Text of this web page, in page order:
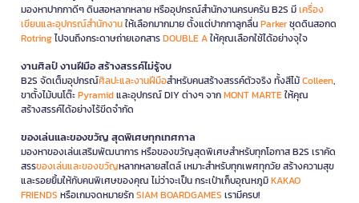
มองหาปากกาดีๆ ดินสอหลากหลาย หรืออุปกรณ์สำนักงานครบครัน B2S มีเครื่อง
เขียนและอุปกรณ์สำนักงานให้เลือกมากมาย ตั้งแต่ปากกาลูกลื่นParkerชุดดินสอกด
Rotringไปจนถึงกระดาษถ่ายเอกสารDOUBLE Aให้คุณเลือกใช้ได้อย่างจุใจ
งานศิลป์ งานฝีมือ สร้างสรรค์ไม่รู้จบ
B2S จัดเต็มอุปกรณ์ศิลปะและงานฝีมือสำหรับคนสร้างสรรค์ตัวจริง ทั้งสีไม้Colleen,
ขาตั้งไม้บนโต๊ะPyramidและอุปกรณ์ DIY ต่างๆ จากMONT MARTEให้คุณ
สร้างสรรค์ได้อย่างไร้ขีดจำกัด
ของเล่นและของขวัญ สุดพิเศษทุกเทศกาล
มองหาของเล่นเสริมพัฒนาการ หรือของขวัญสุดพิเศษสำหรับทุกโอกาส B2S เราคัด
สรรของเล่นและของขวัญหลากหลายสไตล์ เหมาะสำหรับทุกเพศทุกวัย สร้างความสุข
และรอยยิ้มให้กับคนพิเศษของคุณ ไม่ว่าจะเป็น กระเป๋าเก็บอุณหภูมิKAKAO
FRIENDS หรือเกมจดหมายรักSIAM BOARDGAMES เรามีครบ!